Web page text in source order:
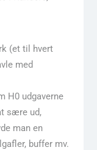
(et til hvert
med
H0 udgaverne
sære ud,
man en
buffer mv.